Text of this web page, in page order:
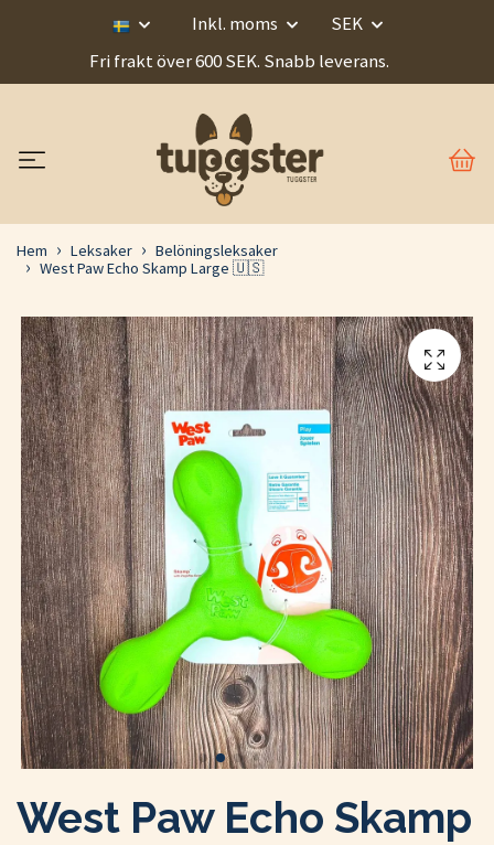
Inkl. moms
SEK
Fri frakt över 600 SEK. Snabb leverans.
Hem Leksaker
Belöningsleksaker
West Paw Echo Skamp Large 🇺🇸
West Paw Echo Skamp